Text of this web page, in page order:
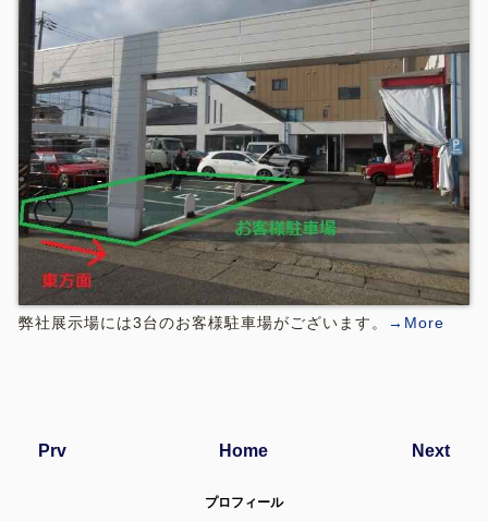
プロフィール
弊社展示場には3台のお客様駐車場がございます。 →More
Prv Next
Home